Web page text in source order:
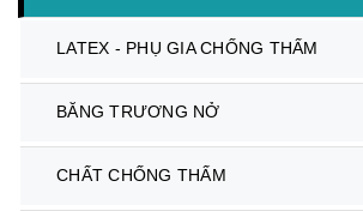
LATEX - PHỤ GIA CHỐNG THẤM
BĂNG TRƯƠNG NỞ
CHẤT CHỐNG THẤM